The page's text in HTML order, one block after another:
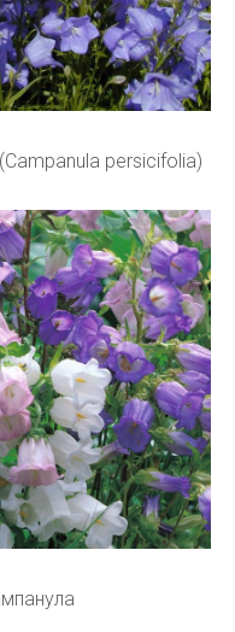
persicifolia)